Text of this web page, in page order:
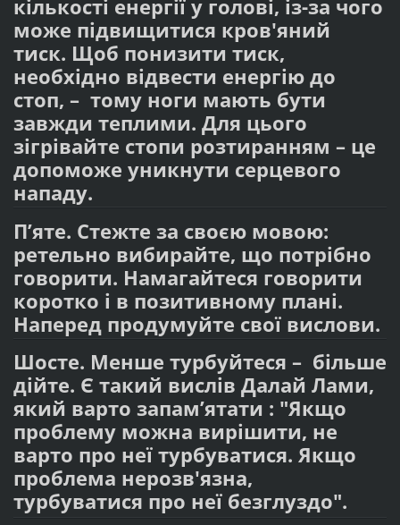
кількості енергії у голові, із-за чого
може підвищитися кров'яний
тиск. Щоб понизити тиск,
необхідно відвести енергію до
стоп, – тому ноги мають бути
завжди теплими. Для цього
зігрівайте стопи розтиранням – це
допоможе уникнути серцевого
нападу.
П’яте. Стежте за своєю мовою:
ретельно вибирайте, що потрібно
говорити. Намагайтеся говорити
коротко і в позитивному плані.
Наперед продумуйте свої вислови.
Шосте. Менше турбуйтеся – більше
дійте. Є такий вислів Далай Лами,
який варто запам’ятати : "Якщо
проблему можна вирішити, не
варто про неї турбуватися. Якщо
проблема нерозв'язна,
турбуватися про неї безглуздо".